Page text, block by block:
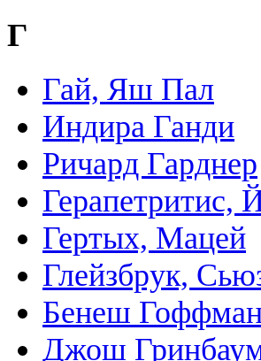
Г
Гай, Яш Пал
Индира Ганди
Ричард Гарднер
Герапетритис,
Гертых, Мацей
Глейзбрук,
Бенеш
Джош